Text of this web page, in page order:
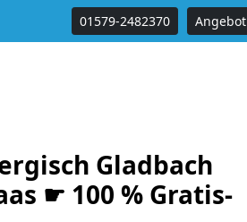
01579-2482370 Angebot
Gladbach
☛ 100 % Gratis-